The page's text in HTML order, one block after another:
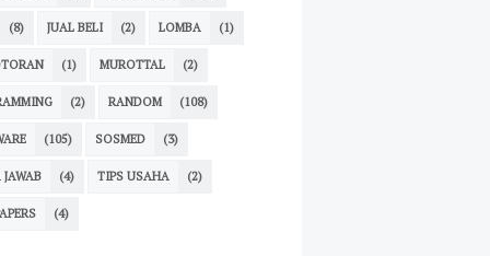
(8) JUAL BELI (2) LOMBA (1)
(1) MUROTTAL (2)
(2) RANDOM (108)
(105) SOSMED (3)
(4) TIPS USAHA (2)
(4)